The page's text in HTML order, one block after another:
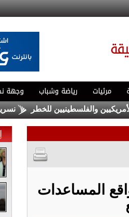
مرئيات رياضة وشباب وجهة
والفلسطينيين للخطر نسرين
المساعدات